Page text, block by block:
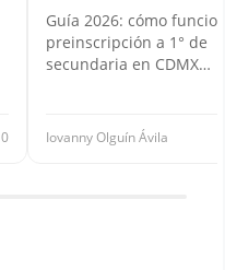
0
Guía 2026: cómo
preinscripción a 1° de
secundaria en CDMX…
Iovanny Olguín Ávila